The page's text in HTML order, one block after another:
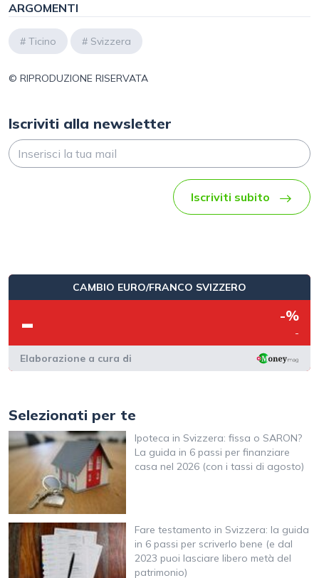
ARGOMENTI
# Ticino # Svizzera
© RIPRODUZIONE RISERVATA
Iscriviti alla newsletter
Iscriviti subito
CAMBIO EURO/FRANCO SVIZZERO
- -%
-
Elaborazione a cura di
Selezionati per te
Ipoteca in Svizzera: fissa o SARON?
La guida in 6 passi per finanziare
casa nel 2026 (con i tassi di agosto)
Fare testamento in Svizzera: la guida
in 6 passi per scriverlo bene (e dal
2023 puoi lasciare libero metà del
patrimonio)